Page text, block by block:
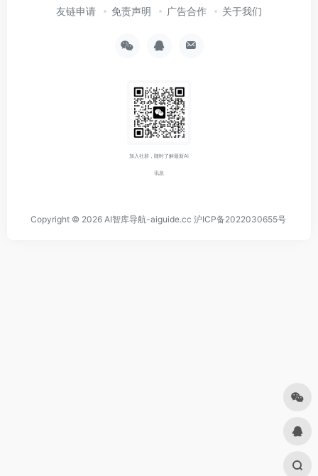
友链申请 免责声明 广告合作 关于我们
加入社群，随时了解最新AI
讯息
Copyright © 2026 AI智库导航-aiguide.cc 沪ICP备2022030655号